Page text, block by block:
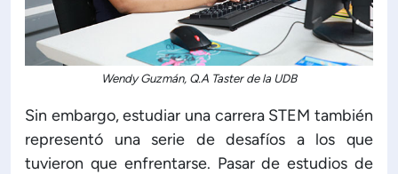
Wendy Guzmán, Q.A Taster de la UDB
Sin embargo, estudiar una carrera STEM también
representó una serie de desafíos a los que
tuvieron que enfrentarse. Pasar de estudios de